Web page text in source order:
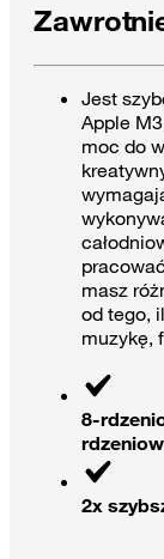
Jest
Apple
moc do
masz
od tego,
muzykę,
8-
2x